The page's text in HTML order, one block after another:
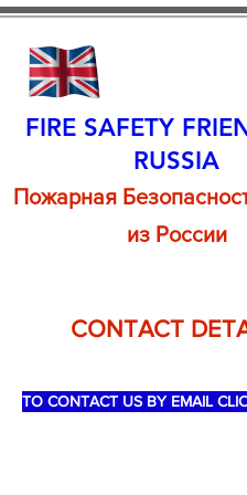
FIRE SAFETY
RUSSIA
Пожарная
из России
CONTACT
TO CONTACT US BY EMAIL